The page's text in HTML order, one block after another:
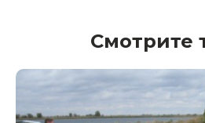
Смотрите